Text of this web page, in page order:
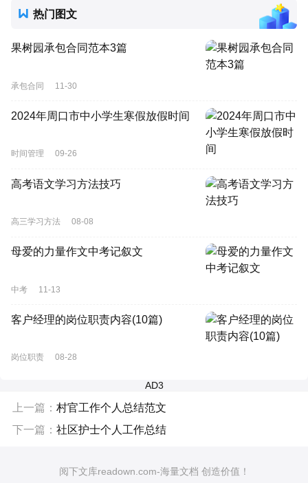
热门图文
果树园承包合同范本3篇
承包合同 11-30
2024年周口市中小学生寒假放假时间
时间管理 09-26
高考语文学习方法技巧
高三学习方法 08-08
母爱的力量作文中考记叙文
中考 11-13
客户经理的岗位职责内容(10篇)
岗位职责 08-28
AD3
上一篇： 村官工作个人总结范文
下一篇： 社区护士个人工作总结
阅下文库readown.com-海量文档 创造价值！